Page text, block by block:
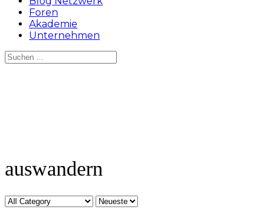
Foren
Akademie
Unternehmen
Suchen
nach:
auswandern
Kategorie
Sort